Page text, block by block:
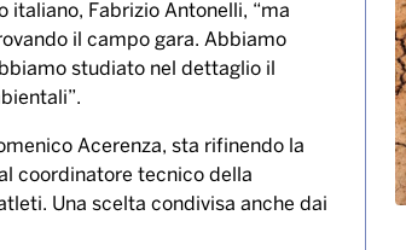
Fabrizio Antonelli, “ma
il campo gara. Abbiamo
studiato nel dettaglio il
Acerenza, sta rifinendo la
coordinatore tecnico della
Una scelta condivisa anche dai